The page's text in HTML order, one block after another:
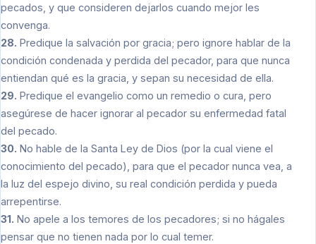
pecados, y que consideren dejarlos cuando mejor les
convenga.
28. Predique la salvación por gracia; pero ignore hablar de la
condición condenada y perdida del pecador, para que nunca
entiendan qué es la gracia, y sepan su necesidad de ella.
29. Predique el evangelio como un remedio o cura, pero
asegúrese de hacer ignorar al pecador su enfermedad fatal
del pecado.
30. No hable de la Santa Ley de Dios (por la cual viene el
conocimiento del pecado), para que el pecador nunca vea, a
la luz del espejo divino, su real condición perdida y pueda
arrepentirse.
31. No apele a los temores de los pecadores; si no hágales
pensar que no tienen nada por lo cual temer.